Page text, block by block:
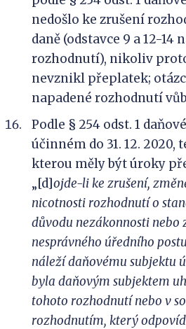
nedošlo ke zrušení
daně (odstavce 9 a 12-14
rozhodnutí), nikoliv
nevznikl přeplatek;
napadené rozhodnutí
Podle § 254 odst. 1
účinném do 31. 12. 2020,
kterou měly být úroky
„[d]ojde-like zrušení,
nicotnosti rozhodnutí o
důvodu nezákonnosti nebo
nesprávného úředního
náleží daňovému subjektu
byla daňovým subjektem
tohoto rozhodnutí nebo v
rozhodnutím, který